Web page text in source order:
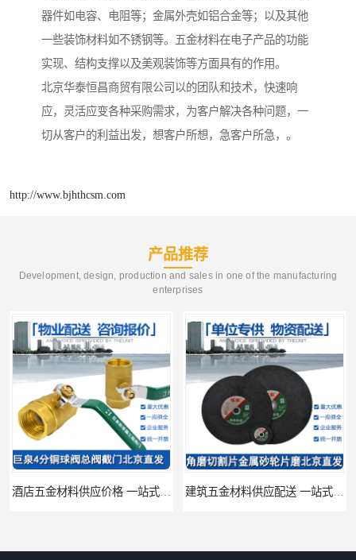
器件如电容、电阻等；金属外壳如铝合金等；以及其他
一些装饰材料如不锈钢等。五金材料在电子产品的功能
实现、结构支撑以及美观装饰等方面具有的作用。
北京华泰恒昌商贸有限公司以的团队和技术，快速响
应，灵活应变各种采购需求，为客户解决各种问题，一
切从客户的利益出发，想客户所想，急客户所急，。
http://www.bjhthcsm.com
产品推荐
Development, design, production and sales in one of the manufacturing
enterprises
酒店五金材料供应价格 一站式配送 建筑五金材料供应配送 一站式五金材料供应商